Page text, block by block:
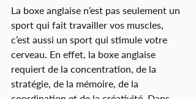
La boxe anglaise n’est pas seulement un
sport qui fait travailler vos muscles,
c’est aussi un sport qui stimule votre
cerveau. En effet, la boxe anglaise
requiert de la concentration, de la
stratégie, de la mémoire, de la